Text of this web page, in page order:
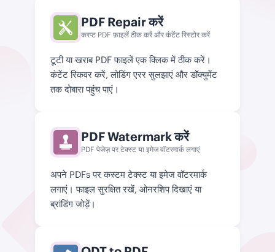
PDF Repair करें
करप्ट PDF फ़ाइलें ठीक करें और कंटेंट रिस्टोर करें
टूटी या खराब PDF फाइलें एक क्लिक में ठीक करें।
कंटेंट रिकवर करें, लोडिंग एरर सुलझाएं और डॉक्युमेंट
तक दोबारा पहुंच पाएं।
PDF Watermark करें
PDF पेजेज़ पर टेक्स्ट या इमेज वॉटरमार्क लगाएं
अपने PDFs पर कस्टम टेक्स्ट या इमेज वॉटरमार्क
लगाएं। फाइल सुरक्षित रखें, ओनरशिप दिखाएं या
ब्रांडिंग जोड़ें।